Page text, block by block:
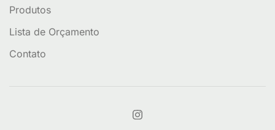
Produtos
Lista de Orçamento
Contato